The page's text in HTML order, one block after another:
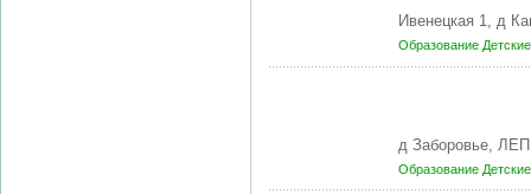
Ивенецкая 1, д
Образование
д Заборовье,
Образование